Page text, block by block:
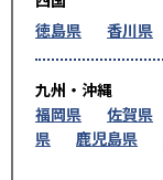
徳島県
香川県
九州・沖縄
福岡県
佐賀県
県
鹿児島県